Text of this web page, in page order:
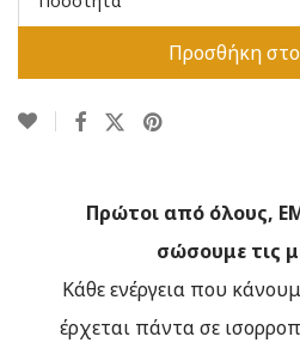
Προσθήκη
Πρώτοι από όλους,
σώσουμε τις
Κάθε ενέργεια που
έρχεται πάντα σε